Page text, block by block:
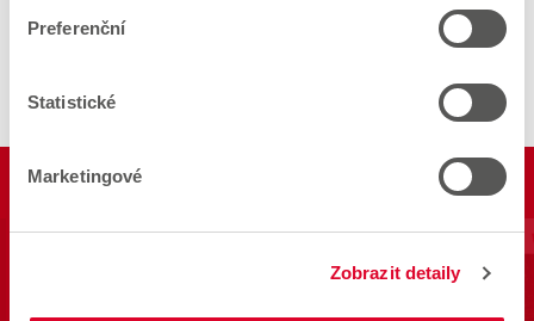
Preferenční
Statistické
Marketingové
Zobrazit detaily